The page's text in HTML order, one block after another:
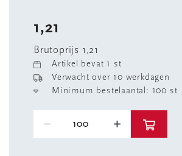
1,21
Brutoprijs 1,21
Artikel bevat 1 st
Verwacht over 10 werkdagen
Minimum bestelaantal: 100 st